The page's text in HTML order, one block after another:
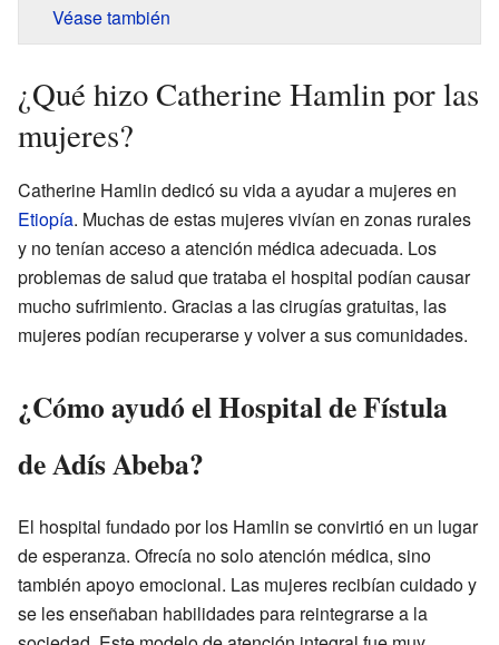
Véase también
¿Qué hizo Catherine Hamlin por las
mujeres?
Catherine Hamlin dedicó su vida a ayudar a mujeres en
Etiopía. Muchas de estas mujeres vivían en zonas rurales
y no tenían acceso a atención médica adecuada. Los
problemas de salud que trataba el hospital podían causar
mucho sufrimiento. Gracias a las cirugías gratuitas, las
mujeres podían recuperarse y volver a sus comunidades.
¿Cómo ayudó el Hospital de Fístula
de Adís Abeba?
El hospital fundado por los Hamlin se convirtió en un lugar
de esperanza. Ofrecía no solo atención médica, sino
también apoyo emocional. Las mujeres recibían cuidado y
se les enseñaban habilidades para reintegrarse a la